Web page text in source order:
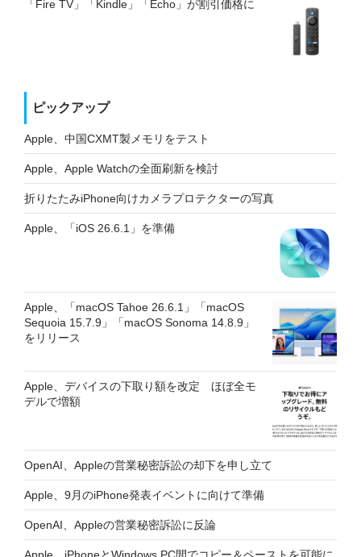
「Fire TV」「Kindle」「Echo」が割引価格に
ピックアップ
Apple、中国CXMT製メモリをテスト
Apple、Apple Watchの全面刷新を検討
折りたたみiPhone向けカメラプロテクターの写真
Apple、「iOS 26.6.1」を準備
Apple、「macOS Tahoe 26.6.1」「macOS
Sequoia 15.7.9」「macOS Sonoma 14.8.9」
をリリース
Apple、デバイスの下取り額を改定 ほぼ全モ
デルで増額
OpenAI、Appleの営業秘密訴訟の却下を申し立て
Apple、9月のiPhone発表イベントに向けて準備
OpenAI、Appleの営業秘密訴訟に反論